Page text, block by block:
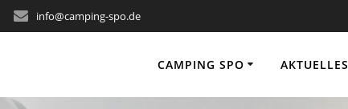
info@camping-spo.de
CAMPING SPO AKTUELLES